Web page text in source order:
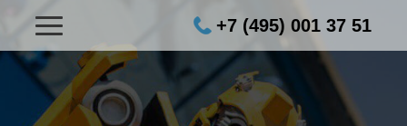
+7 (495) 001 37 51